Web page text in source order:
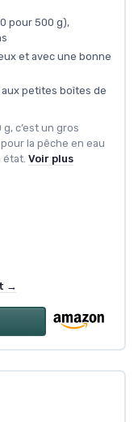
pour 500 g),
et avec une bonne
petites boîtes de
g, c’est un gros
la pêche en eau
état. Voir plus
→